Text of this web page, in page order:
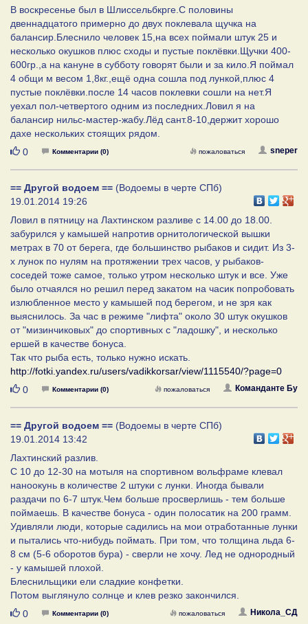
В воскресенье был в Шлиссельбкрге.С половины
двеннадцатого примерно до двух поклевала щучка на
балансир.Блеснило человек 15,на всех поймали штук 25 и
несколько окушков плюс сходы и пустые поклёвки.Щучки 400-
600гр.,а на кануне в субботу говорят были и за кило.Я поймал
4 общи м весом 1,8кг.,ещё одна сошла под лункой,плюс 4
пустые поклёвки.после 14 часов поклевки сошли на нет.Я
уехал пол-четвертого одним из последних.Ловил я на
балансир нильс-мастер-жабу.Лёд сант.8-10,держит хорошо
дахе нескольких стоящих рядом.
Нравится
0 Комментарии (0) sneper
пожаловаться
== Другой водоем == (Водоемы в черте СПб)
19.01.2014 19:26
Ловил в пятницу на Лахтинском разливе с 14.00 до 18.00.
забурился у камышей напротив орнитологической вышки
метрах в 70 от берега, где большинство рыбаков и сидит. Из 3-
х лунок по нулям на протяжении трех часов, у рыбаков-
соседей тоже самое, только утром несколько штук и все. Уже
было отчаялся но решил перед закатом на часик попробовать
излюбленное место у камышей под берегом, и не зря как
выяснилось. За час в режиме "лифта" около 30 штук окушков
от "мизинчиковых" до спортивных с "ладошку", и несколько
ершей в качестве бонуса.
Так что рыба есть, только нужно искать.
http://fotki.yandex.ru/users/vadikkorsar/view/1115540/?page=0
Нравится
0 Комментарии (0) Команданте Бу
пожаловаться
== Другой водоем == (Водоемы в черте СПб)
19.01.2014 13:42
Лахтинский разлив.
С 10 до 12-30 на мотыля на спортивном вольфраме клевал
наноокунь в количестве 2 штуки с лунки. Иногда бывали
раздачи по 6-7 штук.Чем больше просверлишь - тем больше
поймаешь. В качестве бонуса - один полосатик на 200 грамм.
Удивляли люди, которые садились на мои отработанные лунки
и пытались что-нибудь поймать. При том, что толщина льда 6-
8 см (5-6 оборотов бура) - сверли не хочу. Лед не однородный
- у камышей плохой.
Блеснильщики ели сладкие конфетки.
Потом выглянуло солнце и клев резко закончился.
Нравится
0 Комментарии (0) Никола_СД
пожаловаться